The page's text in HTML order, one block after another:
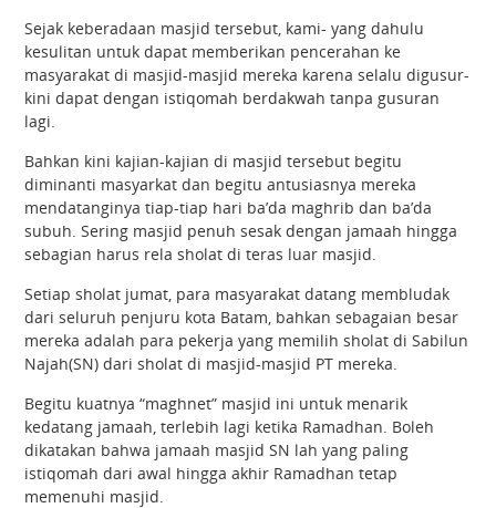
Sejak keberadaan masjid tersebut, kami- yang dahulu
kesulitan untuk dapat memberikan pencerahan ke
masyarakat di masjid-masjid mereka karena selalu digusur-
kini dapat dengan istiqomah berdakwah tanpa gusuran
lagi.
Bahkan kini kajian-kajian di masjid tersebut begitu
diminanti masyarkat dan begitu antusiasnya mereka
mendatanginya tiap-tiap hari ba’da maghrib dan ba’da
subuh. Sering masjid penuh sesak dengan jamaah hingga
sebagian harus rela sholat di teras luar masjid.
Setiap sholat jumat, para masyarakat datang membludak
dari seluruh penjuru kota Batam, bahkan sebagaian besar
mereka adalah para pekerja yang memilih sholat di Sabilun
Najah(SN) dari sholat di masjid-masjid PT mereka.
Begitu kuatnya “maghnet” masjid ini untuk menarik
kedatang jamaah, terlebih lagi ketika Ramadhan. Boleh
dikatakan bahwa jamaah masjid SN lah yang paling
istiqomah dari awal hingga akhir Ramadhan tetap
memenuhi masjid.